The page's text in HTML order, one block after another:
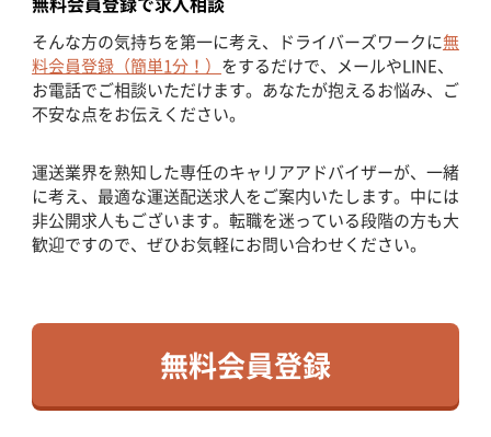
そんな方の気持ちを第一に考え、ドライバーズワークに無
料会員登録（簡単1分！） をするだけで、メールやLINE、
お電話でご相談いただけます。あなたが抱えるお悩み、ご
不安な点をお伝えください。
運送業界を熟知した専任のキャリアアドバイザーが、一緒
に考え、最適な運送配送求人をご案内いたします。中には
非公開求人もございます。転職を迷っている段階の方も大
歓迎ですので、ぜひお気軽にお問い合わせください。
無料会員登録